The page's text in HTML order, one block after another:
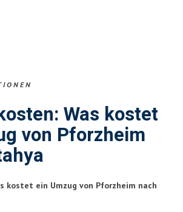
Was kostet
von Pforzheim
kostet ein Umzug von Pforzheim nach